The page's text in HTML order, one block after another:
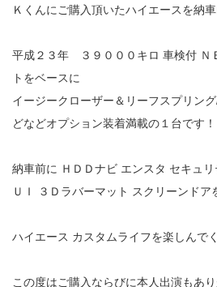
Ｋくんにご購入頂いたハイエースを納車
平成２３年 ３９０００キロ 車検付 Ｎ
トをベースに
イージークローザー＆リーフスプリン
どなどオプション装着満載の１台です！
納車前に ＨＤＤナビ エンスタ セキュリ
ＵＩ ３Ｄラバーマット スクリーンドア
ハイエース カスタムライフを楽しんで
この度はご購入ならびに本人出演もあ